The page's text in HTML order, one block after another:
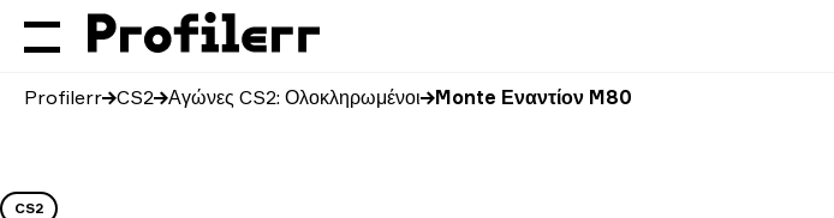
Profilerr CS2 Αγώνες CS2: Ολοκληρωμένοι Monte Εναντίον M80
CS2